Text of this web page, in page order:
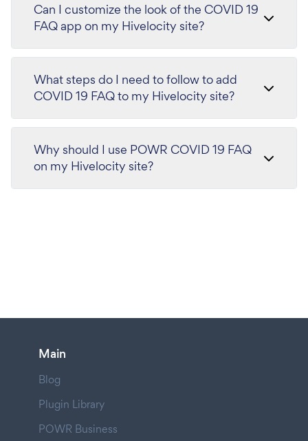
Can I customize the look of the COVID 19
FAQ app on my Hivelocity site?
What steps do I need to follow to add
COVID 19 FAQ to my Hivelocity site?
Why should I use POWR COVID 19 FAQ
on my Hivelocity site?
Main
Blog
Plugin Library
POWR Business